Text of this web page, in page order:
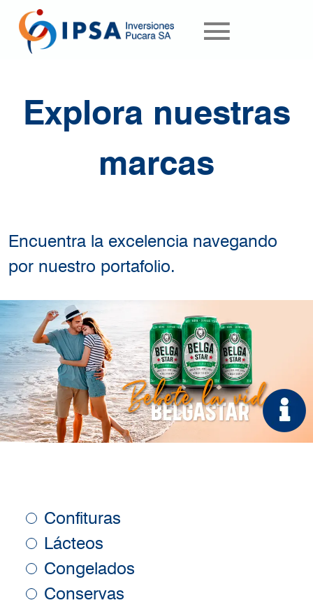
Pasar al contenido principal
Explora nuestras
marcas
Encuentra la excelencia navegando
por nuestro portafolio.
Confituras
Lácteos
Congelados
Conservas